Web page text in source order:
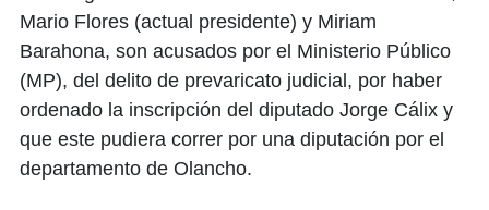
Mario Flores (actual presidente) y Miriam
Barahona, son acusados por el Ministerio Público
(MP), del delito de prevaricato judicial, por haber
ordenado la inscripción del diputado Jorge Cálix y
que este pudiera correr por una diputación por el
departamento de Olancho.